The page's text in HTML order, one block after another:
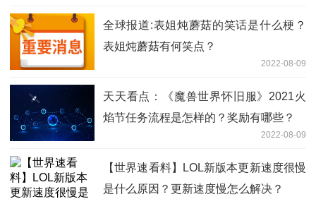
全球报道:表姐炖蘑菇的笑话是什么梗？
表姐炖蘑菇有何笑点？
2022-08-09
天天看点：《魔兽世界怀旧服》2021火
焰节任务流程是怎样的？奖励有哪些？
2022-08-09
【世界速看料】LOL新版本更新速度很慢
是什么原因？更新速度慢怎么解决？